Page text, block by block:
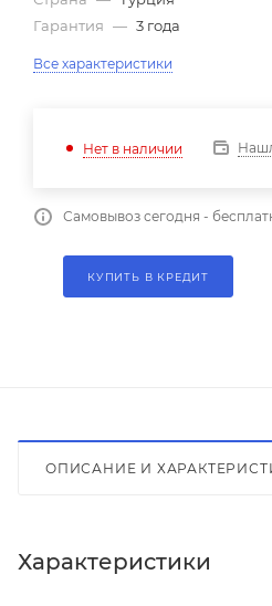
Гарантия — 3 года
Все характеристики
Нет в наличии
Самовывоз сегодня -
КУПИТЬ В КРЕДИТ
ОПИСАНИЕ И
Характеристики